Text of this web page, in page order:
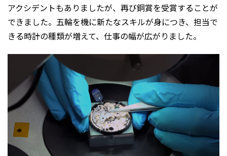
アクシデントもありましたが、再び銅賞を受賞することが
できました。五輪を機に新たなスキルが身につき、担当で
きる時計の種類が増えて、仕事の幅が広がりました。